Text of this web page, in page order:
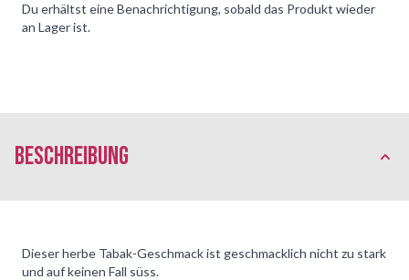
Du erhältst eine Benachrichtigung, sobald das Produkt wieder
an Lager ist.
Beschreibung
Dieser herbe Tabak-Geschmack ist geschmacklich nicht zu stark
und auf keinen Fall süss.